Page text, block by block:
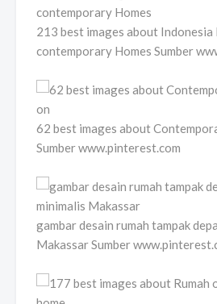
213 best images about Indonesia
contemporary Homes Sumber
62 best images about
Sumber www.pinterest.com
gambar desain rumah tampak
Makassar Sumber